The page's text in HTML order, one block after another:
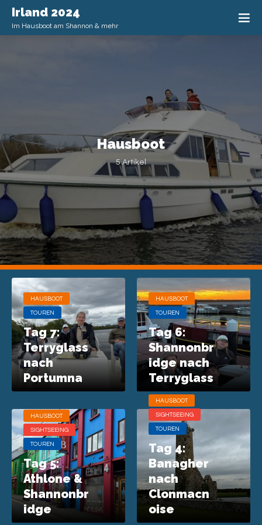
Irland 2024
Im Hausboot am Shannon & mehr
Hausboot
5 Artikel
HAUSBOOT
TOUREN
Tag 7:
Terryglass
nach
Portumna
HAUSBOOT
TOUREN
Tag 6:
Shannonbr
idge nach
Terryglass
HAUSBOOT
SIGHTSEEING
TOUREN
Tag 5:
Athlone &
Shannonbr
idge
HAUSBOOT
SIGHTSEEING
TOUREN
Tag 4:
Banagher
nach
Clonmacn
oise